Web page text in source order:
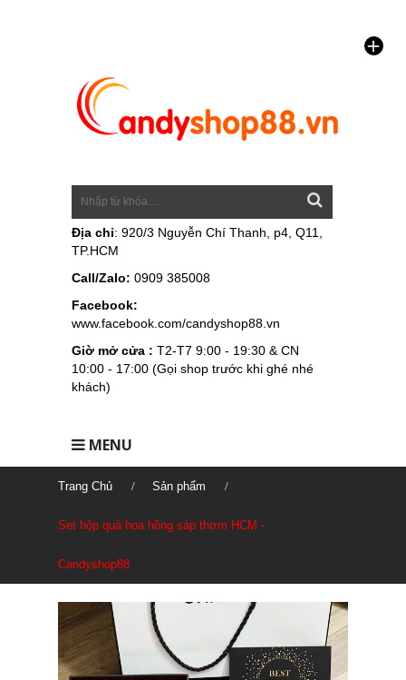
Địa chỉ: 920/3 Nguyễn Chí Thanh, p4, Q11,
TP.HCM
Call/Zalo: 0909 385008
Facebook:
www.facebook.com/candyshop88.vn
Giờ mở cửa : T2-T7 9:00 - 19:30 & CN
10:00 - 17:00 (Gọi shop trước khi ghé nhé
khách)
MENU
Trang Chủ Sản phẩm
Set hộp quà hoa hồng sáp thơm HCM -
Candyshop88